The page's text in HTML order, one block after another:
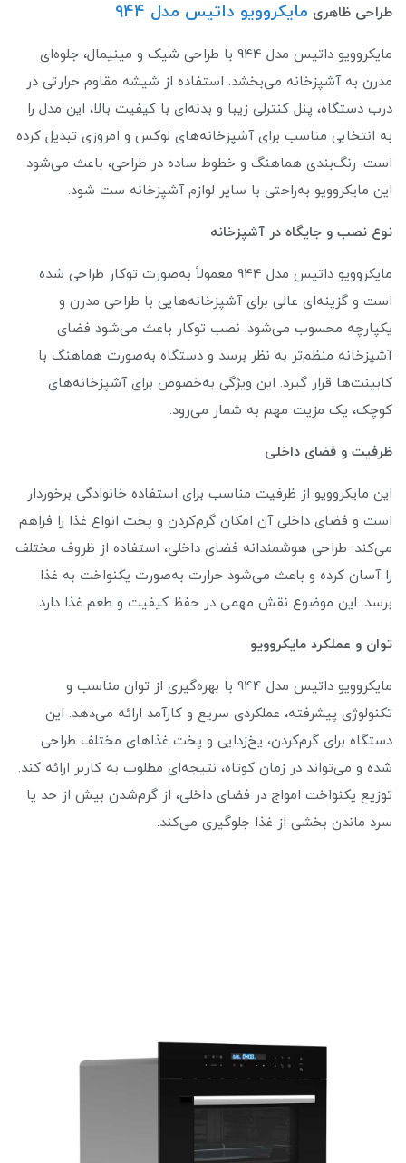
طراحی ظاهری مایکروویو داتیس مدل 944
مایکروویو داتیس مدل 944 با طراحی شیک و مینیمال، جلوه‌ای
مدرن به آشپزخانه می‌بخشد. استفاده از شیشه مقاوم حرارتی در
درب دستگاه، پنل کنترلی زیبا و بدنه‌ای با کیفیت بالا، این مدل را
به انتخابی مناسب برای آشپزخانه‌های لوکس و امروزی تبدیل کرده
است. رنگ‌بندی هماهنگ و خطوط ساده در طراحی، باعث می‌شود
این مایکروویو به‌راحتی با سایر لوازم آشپزخانه ست شود.
نوع نصب و جایگاه در آشپزخانه
مایکروویو داتیس مدل 944 معمولاً به‌صورت توکار طراحی شده
است و گزینه‌ای عالی برای آشپزخانه‌هایی با طراحی مدرن و
یکپارچه محسوب می‌شود. نصب توکار باعث می‌شود فضای
آشپزخانه منظم‌تر به نظر برسد و دستگاه به‌صورت هماهنگ با
کابینت‌ها قرار گیرد. این ویژگی به‌خصوص برای آشپزخانه‌های
کوچک، یک مزیت مهم به شمار می‌رود.
ظرفیت و فضای داخلی
این مایکروویو از ظرفیت مناسب برای استفاده خانوادگی برخوردار
است و فضای داخلی آن امکان گرم‌کردن و پخت انواع غذا را فراهم
می‌کند. طراحی هوشمندانه فضای داخلی، استفاده از ظروف مختلف
را آسان کرده و باعث می‌شود حرارت به‌صورت یکنواخت به غذا
برسد. این موضوع نقش مهمی در حفظ کیفیت و طعم غذا دارد.
توان و عملکرد مایکروویو
مایکروویو داتیس مدل 944 با بهره‌گیری از توان مناسب و
تکنولوژی پیشرفته، عملکردی سریع و کارآمد ارائه می‌دهد. این
دستگاه برای گرم‌کردن، یخ‌زدایی و پخت غذاهای مختلف طراحی
شده و می‌تواند در زمان کوتاه، نتیجه‌ای مطلوب به کاربر ارائه کند.
توزیع یکنواخت امواج در فضای داخلی، از گرم‌شدن بیش از حد یا
سرد ماندن بخشی از غذا جلوگیری می‌کند.